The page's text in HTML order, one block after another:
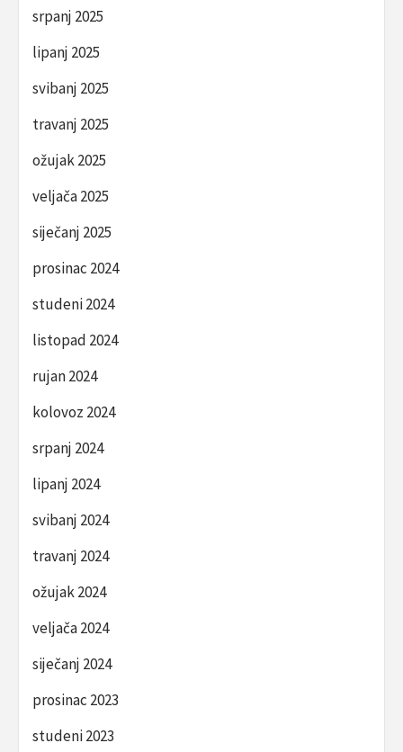
srpanj 2025
lipanj 2025
svibanj 2025
travanj 2025
ožujak 2025
veljača 2025
siječanj 2025
prosinac 2024
studeni 2024
listopad 2024
rujan 2024
kolovoz 2024
srpanj 2024
lipanj 2024
svibanj 2024
travanj 2024
ožujak 2024
veljača 2024
siječanj 2024
prosinac 2023
studeni 2023